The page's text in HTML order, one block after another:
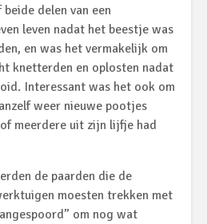
delen van een
leven nadat het beestje was
en was het vermakelijk om
knetterden en oplosten nadat
Interessant was het ook om
weer nieuwe pootjes
meerdere uit zijn lijfje had
de paarden die de
moesten trekken met
om nog wat